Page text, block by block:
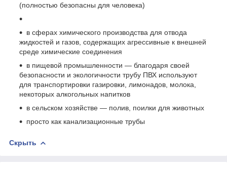
(полностью безопасны для человека)
в сферах химического производства для отвода
жидкостей и газов, содержащих агрессивные к внешней
среде химические соединения
в пищевой промышленности — благодаря своей
безопасности и экологичности трубу ПВХ используют
для транспортировки газировки, лимонадов, молока,
некоторых алкогольных напитков
в сельском хозяйстве — полив, поилки для животных
просто как канализационные трубы
Скрыть